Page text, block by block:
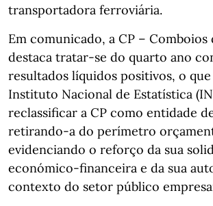
transportadora ferroviária.
Em comunicado, a CP – Comboios
destaca tratar-se do quarto ano
resultados líquidos positivos, o que
Instituto Nacional de Estatística
reclassificar a CP como entidade
retirando-a do perímetro
evidenciando o reforço da sua
económico-financeira e da sua
contexto do setor público